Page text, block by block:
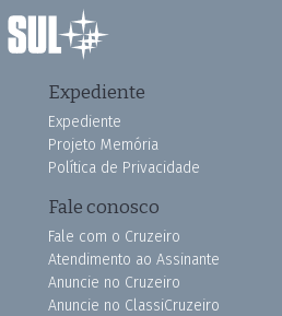
Expediente
Expediente
Projeto Memória
Política de Privacidade
Fale conosco
Fale com o Cruzeiro
Atendimento ao Assinante
Anuncie no Cruzeiro
Anuncie no ClassiCruzeiro